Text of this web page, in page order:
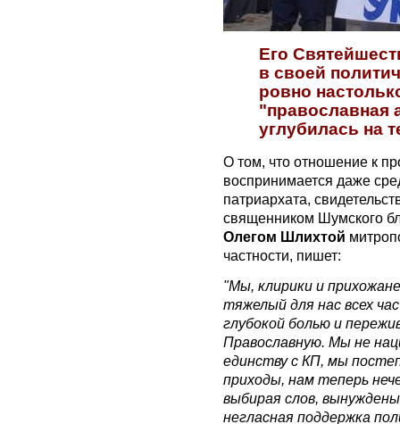
Его
в своей
ровно
"православная
углубилась на
О том, что отношение к
воспринимается даже
патриархата,
священником Шумского
Олегом Шлихтой
частности, пишет:
"Мы, клирики и
тяжелый для нас всех
глубокой болью и
Православную. Мы не
единству с КП, мы
приходы, нам теперь
выбирая слов,
негласная поддержка